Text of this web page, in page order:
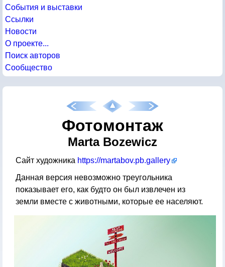
События и выставки
Ссылки
Новости
О проекте...
Поиск авторов
Сообщество
Фотомонтаж
Marta Bozewicz
Сайт художника https://martabov.pb.gallery
Данная версия невозможно треугольника
показывает его, как будто он был извлечен из
земли вместе с животными, которые ее населяют.